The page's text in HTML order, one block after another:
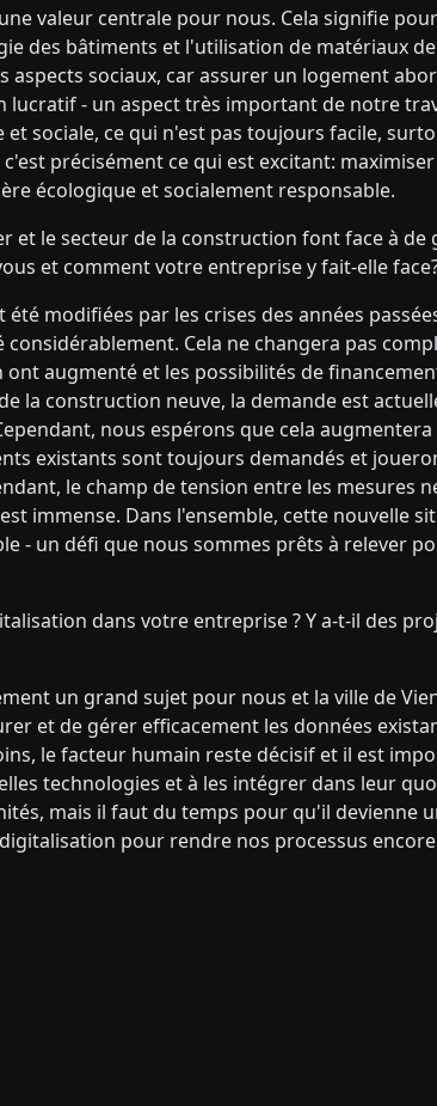
valeur centrale pour nous. Cela signifie
des bâtiments et l'utilisation de matériaux
aspects sociaux, car assurer un logement
- un aspect très important de notre
sociale, ce qui n'est pas toujours facile,
précisément ce qui est excitant:
écologique et socialement responsable.
et le secteur de la construction font face à de
et comment votre entreprise y fait-elle
modifiées par les crises des années
Cela ne changera pas
augmenté et les possibilités de
la construction neuve, la demande est
nous espérons que cela augmentera
existants sont toujours demandés et
le champ de tension entre les mesures
immense. Dans l'ensemble, cette nouvelle
- un défi que nous sommes prêts à relever
dans votre entreprise ? Y a-t-il des
un grand sujet pour nous et la ville de
et de gérer efficacement les données
le facteur humain reste décisif et il est
technologies et à les intégrer dans leur
mais il faut du temps pour qu'il devienne
pour rendre nos processus